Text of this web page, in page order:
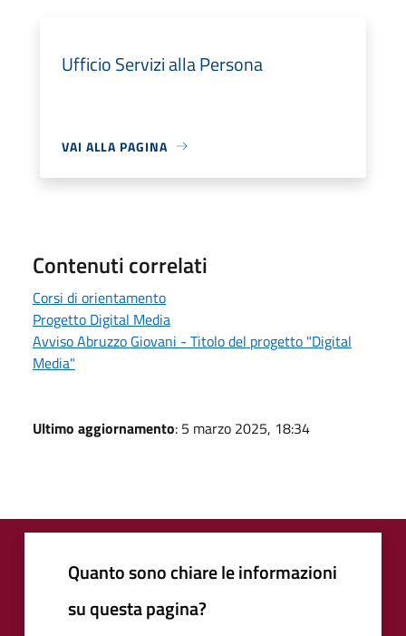
Ufficio Servizi alla Persona
VAI ALLA PAGINA
Contenuti correlati
Corsi di orientamento
Progetto Digital Media
Avviso Abruzzo Giovani - Titolo del progetto "Digital
Media"
Ultimo aggiornamento: 5 marzo 2025, 18:34
Quanto sono chiare le informazioni
su questa pagina?